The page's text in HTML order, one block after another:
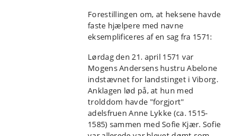
Forestillingen om, at heksene havde
faste hjælpere med navne
eksemplificeres af en sag fra 1571:
Lørdag den 21. april 1571 var
Mogens Andersens hustru Abelone
indstævnet for landstinget i Viborg.
Anklagen lød på, at hun med
trolddom havde "forgjort"
adelsfruen Anne Lykke (ca. 1515-
1585) sammen med Sofie Kjær. Sofie